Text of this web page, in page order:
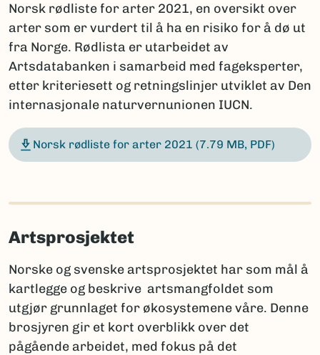
Norsk rødliste for arter 2021, en oversikt over
arter som er vurdert til å ha en risiko for å dø ut
fra Norge. Rødlista er utarbeidet av
Artsdatabanken i samarbeid med fageksperter,
etter kriteriesett og retningslinjer utviklet av Den
internasjonale naturvernunionen IUCN.
Norsk rødliste for arter 2021 (7.79 MB, PDF)
Artsprosjektet
Norske og svenske artsprosjektet har som mål å
kartlegge og beskrive artsmangfoldet som
utgjør grunnlaget for økosystemene våre. Denne
brosjyren gir et kort overblikk over det
pågående arbeidet, med fokus på det